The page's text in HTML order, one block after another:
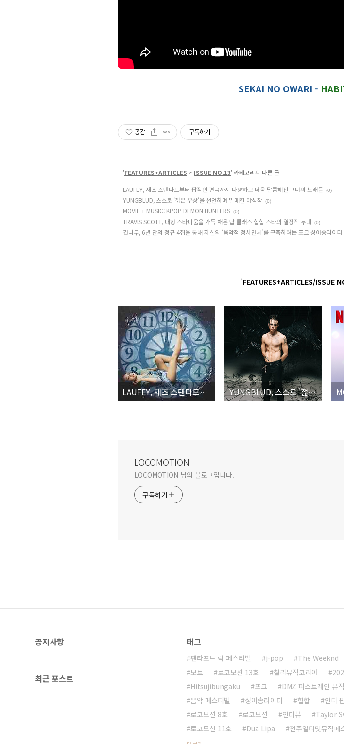
SEKAI NO OWARI -
공감 구독하기
'FEATURES+ARTICLES > ISSUE NO.13' 카테고리의 다른 글
LAUFEY, 재즈 스탠다드부터 팝적인 편곡까지 다양하고 더욱 달콤해진 그녀의 노래들 (0)
YUNGBLUD, 스스로 '젊은 우상'을 선언하며 발매한 야심작 (0)
MOVIE + MUSIC: KPOP DEMON HUNTERS (0)
TRAVIS SCOTT, 대형 스타디움을 가득 채운 탑 클래스 힙합 스타의 열정적 무대 (0)
권나무, 6년 만의 정규 4집을 통해 자신의 ‘음악적 정사면체’를 구축하려는 포크 싱어송라이터
'FEATURES+ARTICLES/ISSUE
LAUFEY, 재즈 스탠다드부터 팝적인 편곡까지 다양하고 더욱 달콤해진 그녀의 노래들 YUNGBLUD, 스스로 '젊은 우상'을 선언하며 발매한 야심작
LOCOMOTION
LOCOMOTION 님의 블로그입니다.
구독하기
공지사항
최근 포스트
태그
펜타포트 락 페스티벌 j-pop The Weeknd
모트
로코모션 13호 칠리뮤직코리아
Hitsujibungaku
포크 DMZ 피스트레인 뮤
음악 페스티벌
싱어송라이터 힙합 인디
로코모션 8호
로코모션 인터뷰 Taylor
로코모션 11호
Dua Lipa 전주얼티밋뮤직페